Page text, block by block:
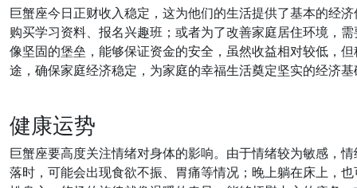
巨蟹座今日正财收入稳定，这为他们的生活提供了基本的经
购买学习资料、报名兴趣班；或者为了改善家庭居住环境，
像坚固的堡垒，能够保证资金的安全，虽然收益相对较低，
途，确保家庭经济稳定，为家庭的幸福生活奠定坚实的经济
健康运势
巨蟹座要高度关注情绪对身体的影响。由于情绪较为敏感，
落时，可能会出现食欲不振、胃痛等情况；晚上躺在床上，